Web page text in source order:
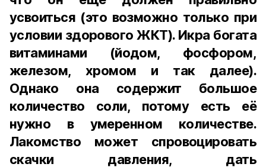
усвоиться (это возможно только при
условии здорового ЖКТ). Икра богата
витаминами (йодом, фосфором,
железом, хромом и так далее).
Однако она содержит большое
количество соли, потому есть её
нужно в умеренном количестве.
Лакомство может спровоцировать
скачки давления, дать